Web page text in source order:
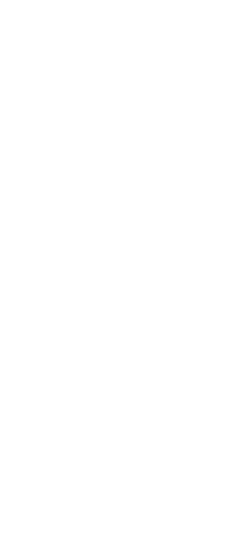
directo al consumidor (D2C).